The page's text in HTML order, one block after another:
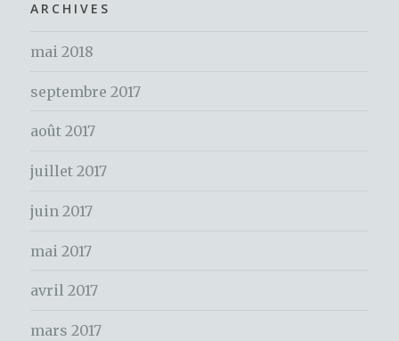
k
h
r
e
:
ARCHIVES
mai 2018
septembre 2017
août 2017
juillet 2017
juin 2017
mai 2017
avril 2017
mars 2017